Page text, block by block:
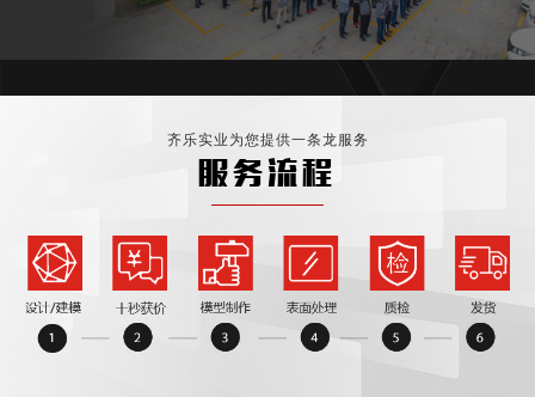
齐乐实业为您提供一条龙服务
服务流程